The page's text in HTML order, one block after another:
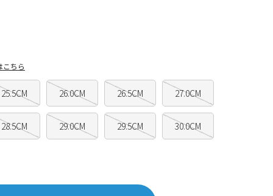
25.5CM 26.0CM 26.5CM 27.0CM
28.5CM 29.0CM 29.5CM 30.0CM
こちら